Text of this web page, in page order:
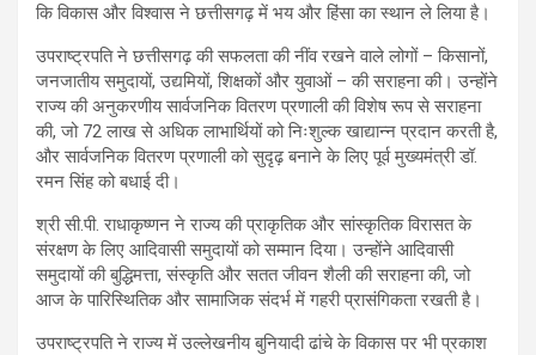
कि विकास और विश्वास ने छत्तीसगढ़ में भय और हिंसा का स्थान ले लिया है।
उपराष्ट्रपति ने छत्तीसगढ़ की सफलता की नींव रखने वाले लोगों – किसानों,
जनजातीय समुदायों, उद्यमियों, शिक्षकों और युवाओं – की सराहना की। उन्होंने
राज्य की अनुकरणीय सार्वजनिक वितरण प्रणाली की विशेष रूप से सराहना
की, जो 72 लाख से अधिक लाभार्थियों को निःशुल्क खाद्यान्न प्रदान करती है,
और सार्वजनिक वितरण प्रणाली को सुदृढ़ बनाने के लिए पूर्व मुख्यमंत्री डॉ.
रमन सिंह को बधाई दी।
श्री सी.पी. राधाकृष्णन ने राज्य की प्राकृतिक और सांस्कृतिक विरासत के
संरक्षण के लिए आदिवासी समुदायों को सम्मान दिया। उन्होंने आदिवासी
समुदायों की बुद्धिमत्ता, संस्कृति और सतत जीवन शैली की सराहना की, जो
आज के पारिस्थितिक और सामाजिक संदर्भ में गहरी प्रासंगिकता रखती है।
उपराष्ट्रपति ने राज्य में उल्लेखनीय बुनियादी ढांचे के विकास पर भी प्रकाश